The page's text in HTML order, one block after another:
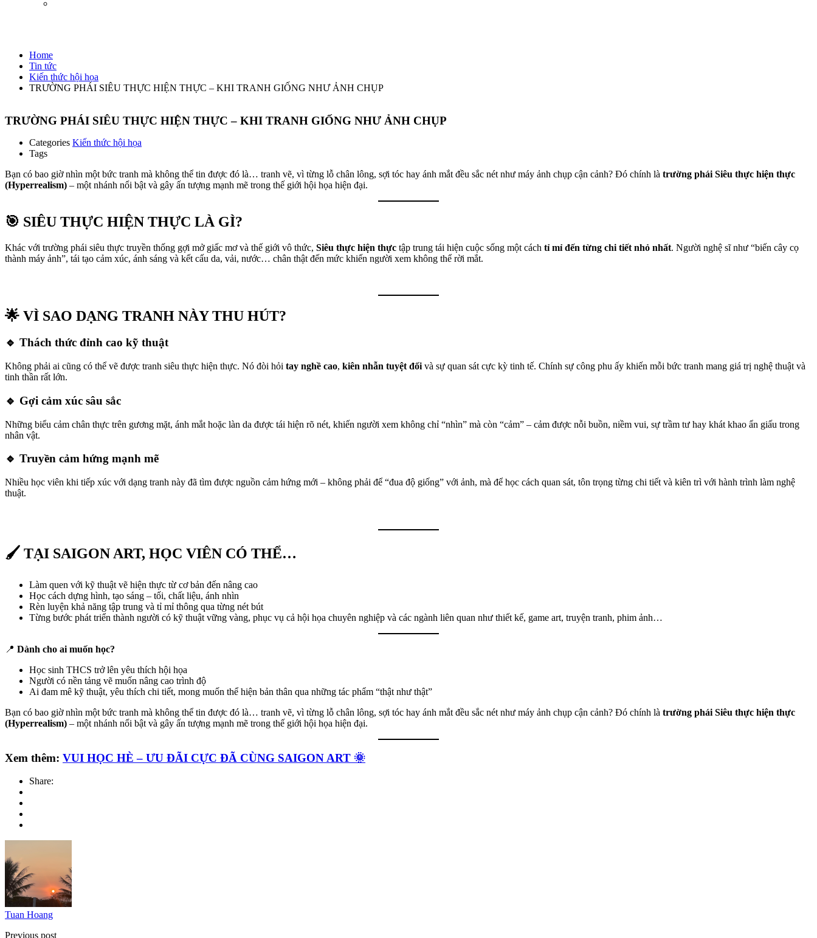
Home
Tin tức
Kiến thức hội họa
TRƯỜNG PHÁI SIÊU THỰC HIỆN THỰC – KHI TRANH GIỐNG NHƯ ẢNH CHỤP
TRƯỜNG PHÁI SIÊU THỰC HIỆN THỰC – KHI TRANH GIỐNG NHƯ ẢNH CHỤP
Categories Kiến thức hội họa
Tags
Bạn có bao giờ nhìn một bức tranh mà không thể tin được đó là… tranh vẽ, vì từng lỗ chân lông, sợi tóc hay ánh mắt đều sắc nét như máy ảnh chụp cận cảnh? Đó chính là trường phái Siêu thực hiện thực
(Hyperrealism) – một nhánh nổi bật và gây ấn tượng mạnh mẽ trong thế giới hội họa hiện đại.
🎯 SIÊU THỰC HIỆN THỰC LÀ GÌ?
Khác với trường phái siêu thực truyền thống gợi mở giấc mơ và thế giới vô thức, Siêu thực hiện thực tập trung tái hiện cuộc sống một cách tỉ mỉ đến từng chi tiết nhỏ nhất. Người nghệ sĩ như “biến cây cọ
thành máy ảnh”, tái tạo cảm xúc, ánh sáng và kết cấu da, vải, nước… chân thật đến mức khiến người xem không thể rời mắt.
🌟 VÌ SAO DẠNG TRANH NÀY THU HÚT?
🔹 Thách thức đỉnh cao kỹ thuật
Không phải ai cũng có thể vẽ được tranh siêu thực hiện thực. Nó đòi hỏi tay nghề cao, kiên nhẫn tuyệt đối và sự quan sát cực kỳ tinh tế. Chính sự công phu ấy khiến mỗi bức tranh mang giá trị nghệ thuật và
tinh thần rất lớn.
🔹 Gợi cảm xúc sâu sắc
Những biểu cảm chân thực trên gương mặt, ánh mắt hoặc làn da được tái hiện rõ nét, khiến người xem không chỉ “nhìn” mà còn “cảm” – cảm được nỗi buồn, niềm vui, sự trầm tư hay khát khao ẩn giấu trong
nhân vật.
🔹 Truyền cảm hứng mạnh mẽ
Nhiều học viên khi tiếp xúc với dạng tranh này đã tìm được nguồn cảm hứng mới – không phải để “đua độ giống” với ảnh, mà để học cách quan sát, tôn trọng từng chi tiết và kiên trì với hành trình làm nghệ
thuật.
🖌 TẠI SAIGON ART, HỌC VIÊN CÓ THỂ…
Làm quen với kỹ thuật vẽ hiện thực từ cơ bản đến nâng cao
Học cách dựng hình, tạo sáng – tối, chất liệu, ánh nhìn
Rèn luyện khả năng tập trung và tỉ mỉ thông qua từng nét bút
Từng bước phát triển thành người có kỹ thuật vững vàng, phục vụ cả hội họa chuyên nghiệp và các ngành liên quan như thiết kế, game art, truyện tranh, phim ảnh…
📍 Dành cho ai muốn học?
Học sinh THCS trở lên yêu thích hội họa
Người có nền tảng vẽ muốn nâng cao trình độ
Ai đam mê kỹ thuật, yêu thích chi tiết, mong muốn thể hiện bản thân qua những tác phẩm “thật như thật”
Bạn có bao giờ nhìn một bức tranh mà không thể tin được đó là… tranh vẽ, vì từng lỗ chân lông, sợi tóc hay ánh mắt đều sắc nét như máy ảnh chụp cận cảnh? Đó chính là trường phái Siêu thực hiện thực
(Hyperrealism) – một nhánh nổi bật và gây ấn tượng mạnh mẽ trong thế giới hội họa hiện đại.
Xem thêm: VUI HỌC HÈ – ƯU ĐÃI CỰC ĐÃ CÙNG SAIGON ART 🌞
Share:
Tuan Hoang
Previous post